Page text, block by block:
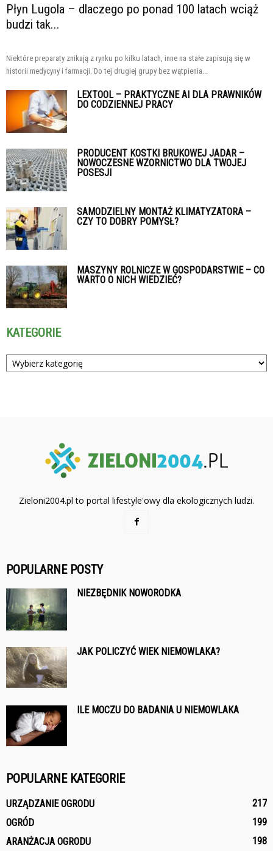
Płyn Lugola – dlaczego po ponad 100 latach wciąż
budzi tak...
Niektóre preparaty znikają z rynku po kilku latach, inne na stałe zapisują się w
historii medycyny i farmacji. Do tej drugiej grupy bez wątpienia...
LEXTOOL – PRAKTYCZNE AI DLA PRAWNIKÓW
DO CODZIENNEJ PRACY
PRODUCENT KOSTKI BRUKOWEJ JADAR –
NOWOCZESNE WZORNICTWO DLA TWOJEJ
POSESJI
SAMODZIELNY MONTAŻ KLIMATYZATORA –
CZY TO DOBRY POMYSŁ?
MASZYNY ROLNICZE W GOSPODARSTWIE – CO
WARTO O NICH WIEDZIEĆ?
KATEGORIE
Kategorie
Zieloni2004.pl to portal lifestyle'owy dla ekologicznych ludzi.
POPULARNE POSTY
NIEZBĘDNIK NOWORODKA
JAK POLICZYĆ WIEK NIEMOWLAKA?
ILE MOCZU DO BADANIA U NIEMOWLAKA
POPULARNE KATEGORIE
URZĄDZANIE OGRODU
217
OGRÓD
199
ARANŻACJA OGRODU
198